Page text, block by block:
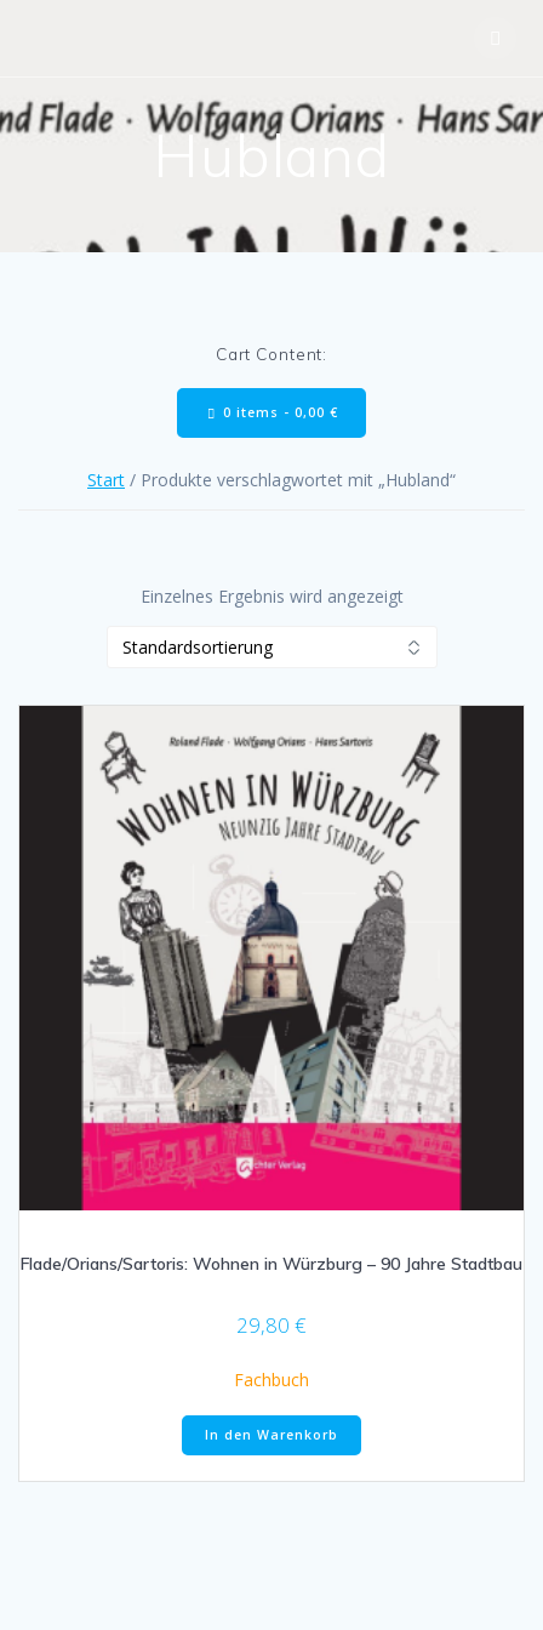
Hubland
Cart Content:
0 items - 0,00 €
Start / Produkte verschlagwortet mit „Hubland“
Einzelnes Ergebnis wird angezeigt
Flade/Orians/Sartoris: Wohnen in Würzburg – 90 Jahre Stadtbau
29,80 €
Fachbuch
In den Warenkorb